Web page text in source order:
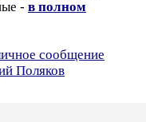
- в полном
сообщение
Поляков